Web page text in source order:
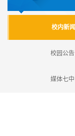
校内新闻
校园公告
媒体七中